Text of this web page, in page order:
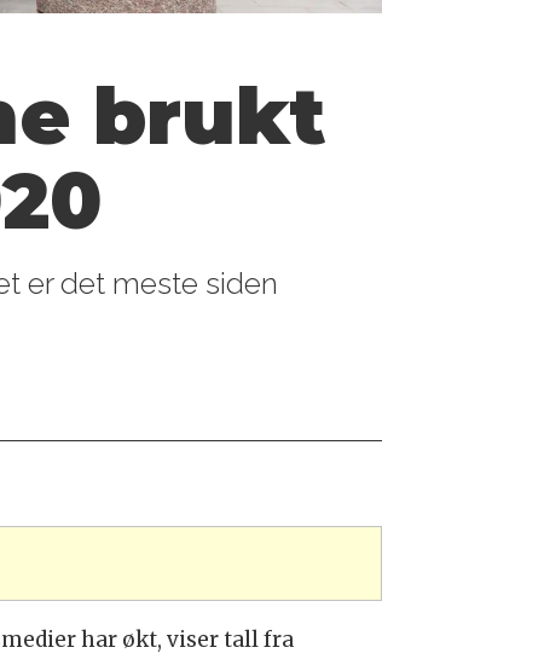
brukt
er det meste siden
har økt, viser tall fra